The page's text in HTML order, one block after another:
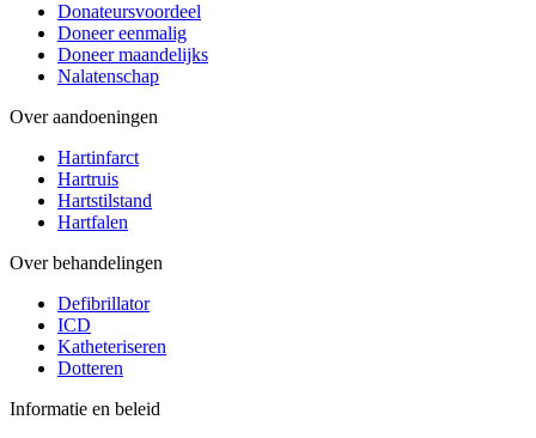
Donateursvoordeel
Doneer eenmalig
Doneer maandelijks
Nalatenschap
Over aandoeningen
Hartinfarct
Hartruis
Hartstilstand
Hartfalen
Over behandelingen
Defibrillator
ICD
Katheteriseren
Dotteren
Informatie en beleid